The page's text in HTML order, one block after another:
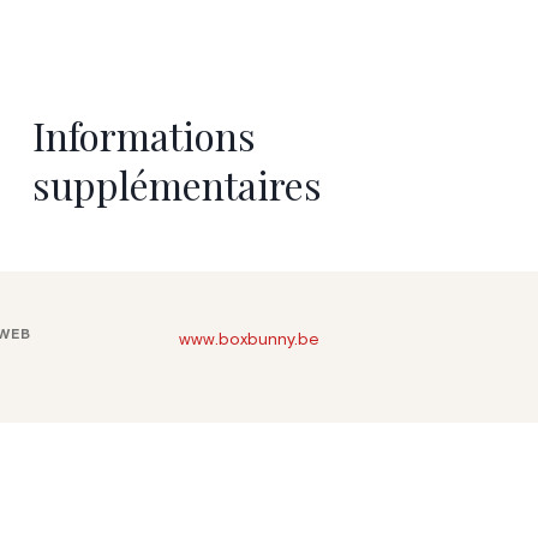
Informations
supplémentaires
www.boxbunny.be